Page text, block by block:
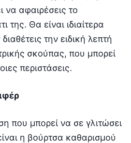
να αφαιρέσεις το
της. Θα είναι ιδιαίτερα
την ειδική λεπτή
σκούπας, που μπορεί
περιστάσεις.
που μπορεί να σε γλιτώσει
η βούρτσα καθαρισμού